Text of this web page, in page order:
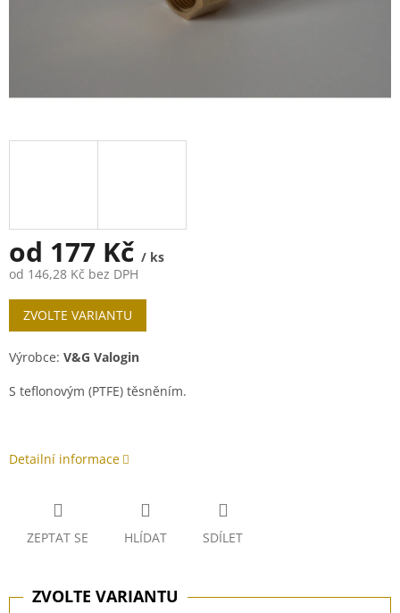
od 177 Kč / ks
od 146,28 Kč bez DPH
Měrná
cena:
ZVOLTE VARIANTU
Výrobce: V&G Valogin
S teflonovým (PTFE) těsněním.
Detailní informace
ZEPTAT SE HLÍDAT SDÍLET